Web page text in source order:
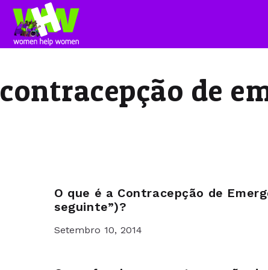
contracepção de
O que é a Contracepção de
seguinte”)?
Setembro 10, 2014